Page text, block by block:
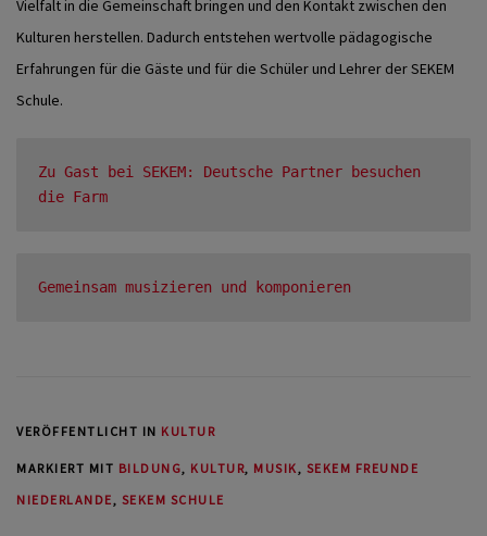
Vielfalt in die Gemeinschaft bringen und den Kontakt zwischen den
Kulturen herstellen. Dadurch entstehen wertvolle pädagogische
Erfahrungen für die Gäste und für die Schüler und Lehrer der SEKEM
Schule.
Zu Gast bei SEKEM: Deutsche Partner besuchen
die Farm
Gemeinsam musizieren und komponieren
VERÖFFENTLICHT IN KULTUR
MARKIERT MIT BILDUNG, KULTUR, MUSIK, SEKEM FREUNDE
NIEDERLANDE, SEKEM SCHULE